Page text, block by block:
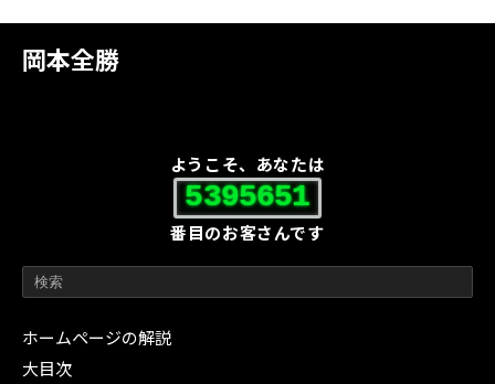
岡本全勝
ようこそ、あなたは
5395651
番目のお客さんです
ホームページの解説
大目次